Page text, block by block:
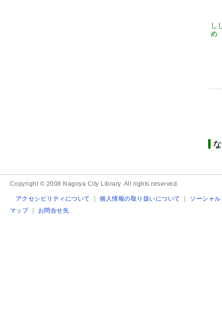
し
め
Copyright © 2008 Nagoya City Library. All rights reserved.
アクセシビリティについて ｜個人情報の取り扱いについて ｜ ソーシャ
マップ｜ お問合せ先